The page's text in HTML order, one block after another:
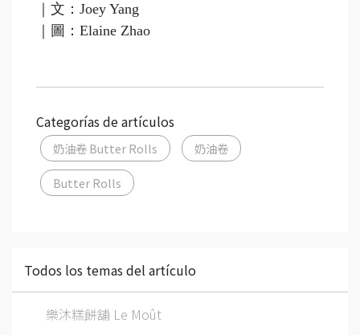
｜文：Joey Yang
｜圖：Elaine Zhao
Categorías de artículos
奶油卷 Butter Rolls 奶油卷
Butter Rolls
Todos los temas del artículo
樂沐糕餅舖 Le Moût